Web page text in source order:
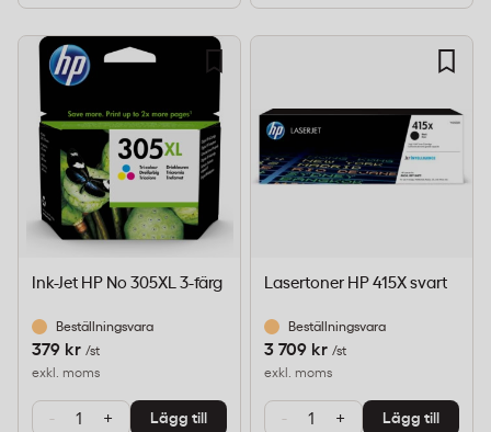
Ink-Jet HP No 305XL 3-färg
Beställningsvara
379 kr /st
exkl. moms
- + Lägg till
Lasertoner HP 415X svart
Beställningsvara
3 709 kr /st
exkl. moms
- + Lägg till